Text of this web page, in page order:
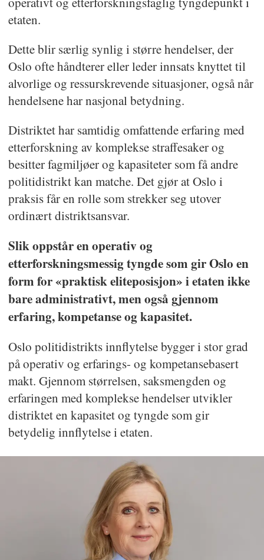
etaten.
Dette blir særlig synlig i større hendelser, der
Oslo ofte håndterer eller leder innsats knyttet til
alvorlige og ressurskrevende situasjoner, også når
hendelsene har nasjonal betydning.
Distriktet har samtidig omfattende erfaring med
etterforskning av komplekse straffesaker og
besitter fagmiljøer og kapasiteter som få andre
politidistrikt kan matche. Det gjør at Oslo i
praksis får en rolle som strekker seg utover
ordinært distriktsansvar.
Slik oppstår en operativ og
etterforskningsmessig tyngde som gir Oslo en
form for «praktisk eliteposisjon» i etaten ikke
bare administrativt, men også gjennom
erfaring, kompetanse og kapasitet.
Oslo politidistrikts innflytelse bygger i stor grad
på operativ og erfarings- og kompetansebasert
makt. Gjennom størrelsen, saksmengden og
erfaringen med komplekse hendelser utvikler
distriktet en kapasitet og tyngde som gir
betydelig innflytelse i etaten.